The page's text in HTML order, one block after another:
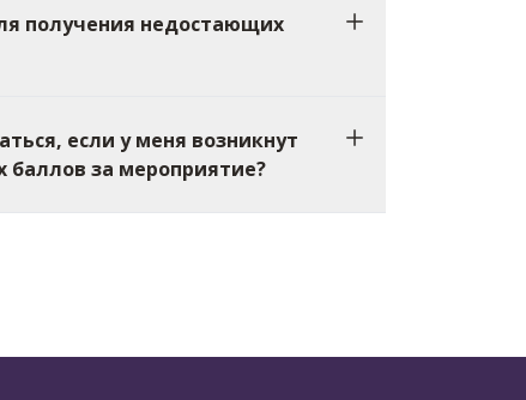
получения недостающих
если у меня возникнут
баллов за мероприятие?